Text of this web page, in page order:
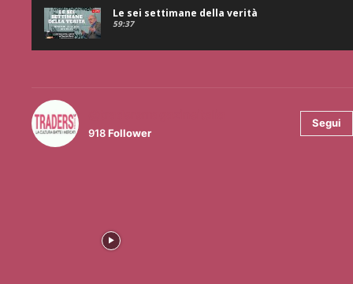
Le sei settimane della verità
59:37
918Follower
Segui